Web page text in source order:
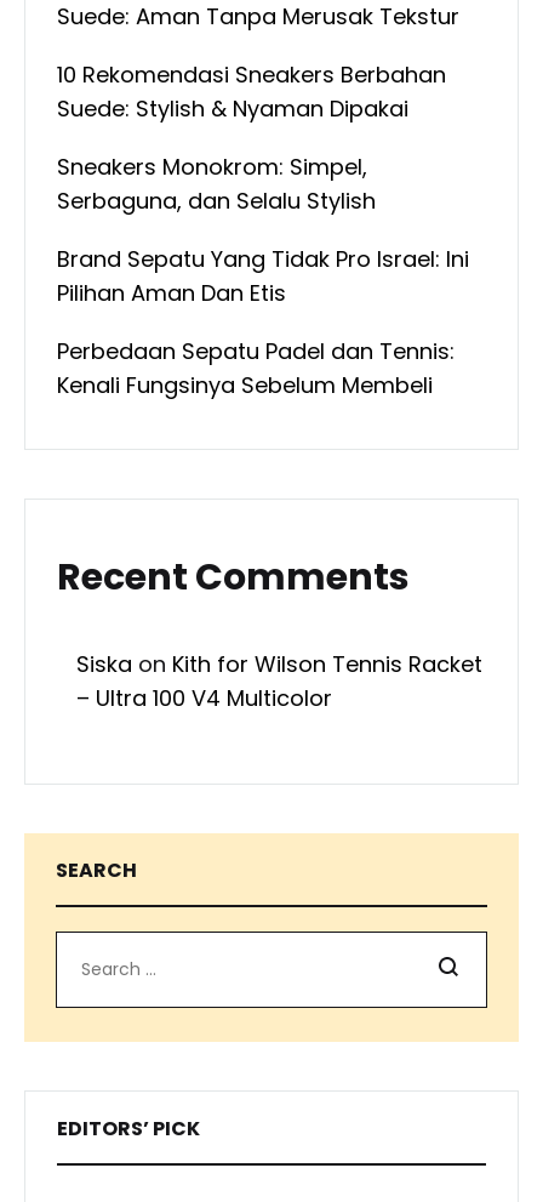
Suede: Aman Tanpa Merusak Tekstur
10 Rekomendasi Sneakers Berbahan
Suede: Stylish & Nyaman Dipakai
Sneakers Monokrom: Simpel,
Serbaguna, dan Selalu Stylish
Brand Sepatu Yang Tidak Pro Israel: Ini
Pilihan Aman Dan Etis
Perbedaan Sepatu Padel dan Tennis:
Kenali Fungsinya Sebelum Membeli
Recent Comments
Siska on Kith for Wilson Tennis Racket
– Ultra 100 V4 Multicolor
SEARCH
Search
EDITORS’ PICK